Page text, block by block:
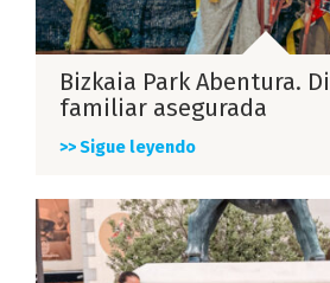
Bizkaia Park Abentura.
familiar asegurada
>> Sigue leyendo